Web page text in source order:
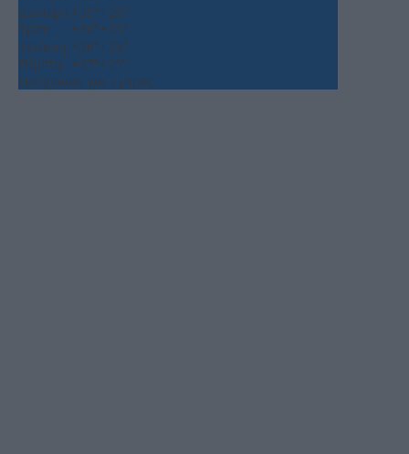
Δευτέρα +35°+26°
Τρίτη
+36°+25°
Τετάρτη +36°+25°
Πέμπτη
+37°+25°
Πρόγνωση για 7 μέρες